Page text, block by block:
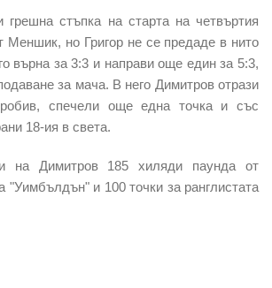
грешна стъпка на старта на четвъртия
Меншик, но Григор не се предаде в нито
върна за 3:3 и направи още един за 5:3,
за мача. В него Димитров отрази
спечели още една точка и със
18-ия в света.
на Димитров 185 хиляди паунда от
"Уимбълдън" и 100 точки за ранглистата